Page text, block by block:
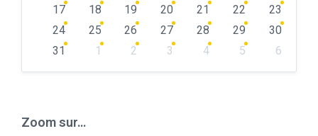
17
18 19 20 21 22
23
24
25 26 27 28 29
30
31
1 2 3 4 5
6
Zoom sur…